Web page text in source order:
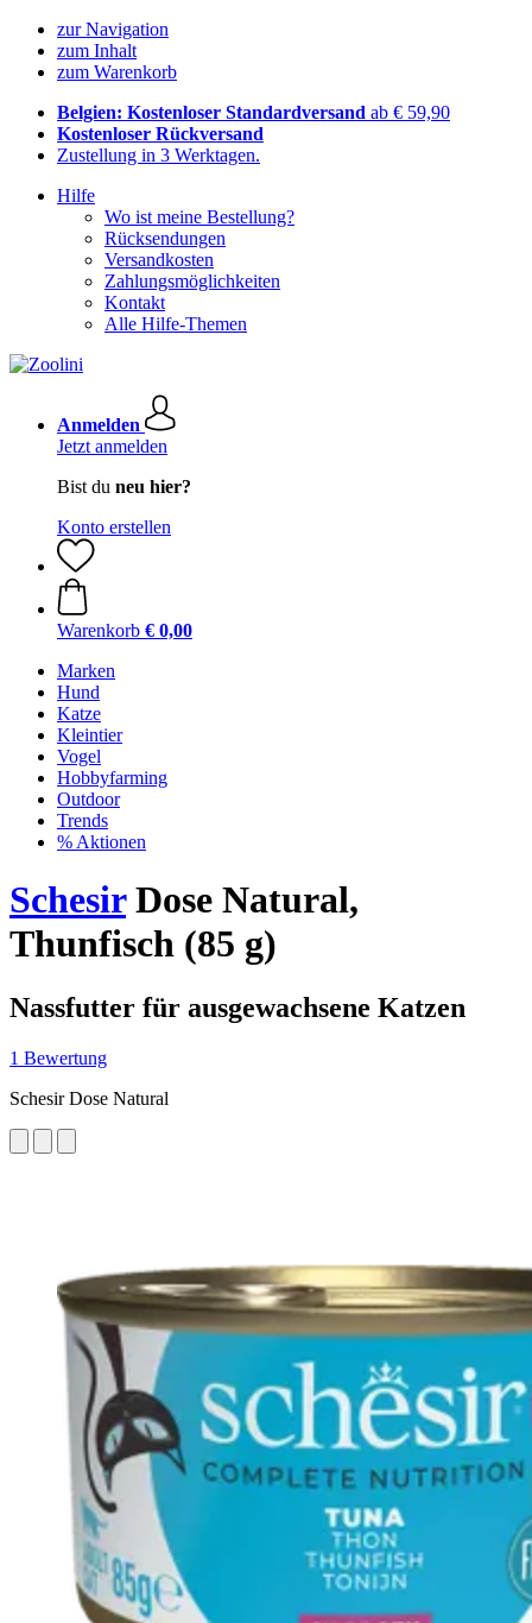
zur Navigation
zum Inhalt
zum Warenkorb
Belgien: Kostenloser Standardversand ab € 59,90
Kostenloser Rückversand
Zustellung in 3 Werktagen.
Hilfe
Wo ist meine Bestellung?
Rücksendungen
Versandkosten
Zahlungsmöglichkeiten
Kontakt
Alle Hilfe-Themen
Anmelden
Jetzt anmelden
Bist du neu hier?
Konto erstellen
Warenkorb € 0,00
Marken
Hund
Katze
Kleintier
Vogel
Hobbyfarming
Outdoor
Trends
% Aktionen
SchesirDose Natural,
Thunfisch (85 g)
Nassfutter für ausgewachsene Katzen
1 Bewertung
Schesir Dose Natural